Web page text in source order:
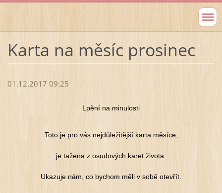
Karta na měsíc prosinec
01.12.2017 09:25
Lpění na minulosti
Toto je pro vás nejdůležitější karta měsíce,
je tažena z osudových karet života.
Ukazuje nám, co bychom měli v sobě otevřít.